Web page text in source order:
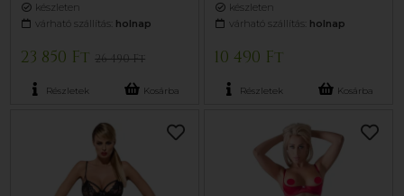
készleten
várható szállítás: holnap
23 850 Ft26 490 Ft
Részletek Kosárba
készleten
várható szállítás: holnap
10 490 Ft
Részletek Kosárba